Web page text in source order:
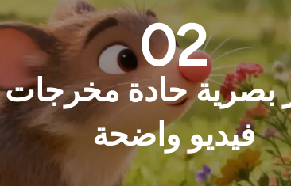
02
بصرية حادة مخرجات
فيديو واضحة